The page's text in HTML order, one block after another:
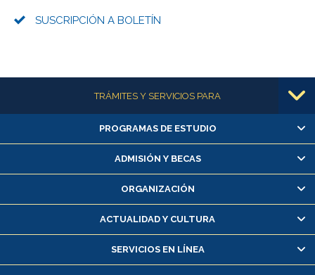
SUSCRIPCIÓN A BOLETÍN
Más informaciónTRÁMITES Y SERVICIOS PARA
Alumnas/os y exalumnas/os
Matrícula en línea
Inscripción y cambio de asignaturas
Consulta y certificado de notas
Servicio médico y dental
Pago de arancel y crédito alumnos
PROGRAMAS DE ESTUDIO
ADMISIÓN Y BECAS
ORGANIZACIÓN
ACTUALIDAD Y CULTURA
SERVICIOS EN LÍNEA